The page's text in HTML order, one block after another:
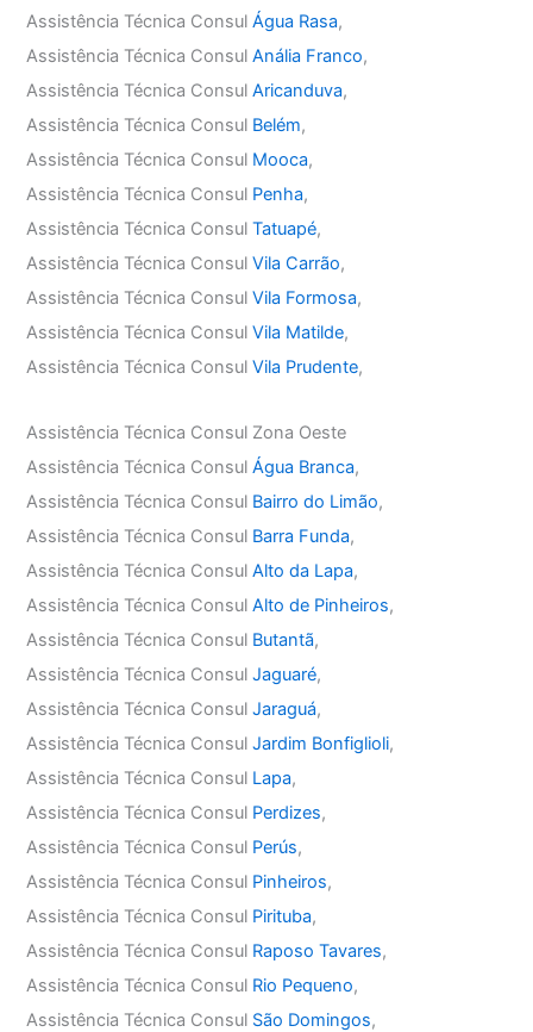
Assistência Técnica ConsulÁgua Rasa,
Assistência Técnica ConsulAnália Franco,
Assistência Técnica ConsulAricanduva,
Assistência Técnica Consul Belém,
Assistência Técnica Consul Mooca,
Assistência Técnica Consul Penha,
Assistência Técnica ConsulTatuapé,
Assistência Técnica ConsulVila Carrão,
Assistência Técnica ConsulVila Formosa,
Assistência Técnica ConsulVila Matilde,
Assistência Técnica ConsulVila Prudente,
Assistência Técnica Consul Zona Oeste
Assistência Técnica ConsulÁgua Branca,
Assistência Técnica Consul Bairro do Limão,
Assistência Técnica Consul Barra Funda,
Assistência Técnica ConsulAlto da Lapa,
Assistência Técnica ConsulAlto de Pinheiros,
Assistência Técnica Consul Butantã,
Assistência Técnica ConsulJaguaré,
Assistência Técnica ConsulJaraguá,
Assistência Técnica ConsulJardim Bonfiglioli,
Assistência Técnica Consul Lapa,
Assistência Técnica Consul Perdizes,
Assistência Técnica Consul Perús,
Assistência Técnica Consul Pinheiros,
Assistência Técnica Consul Pirituba,
Assistência Técnica Consul Raposo Tavares,
Assistência Técnica Consul Rio Pequeno,
Assistência Técnica Consul São Domingos,